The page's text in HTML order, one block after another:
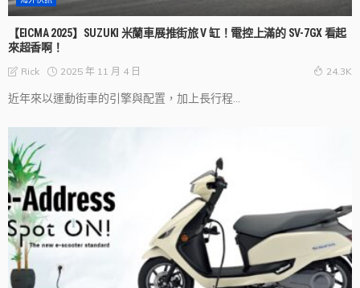
【EICMA 2025】SUZUKI 米蘭車展推街旅 V 缸！電控上滿的 SV-7GX 看起
來超香啊！
Rick 2025 年 11 月 4 日 24.3K
近年來以運動街車的引擎與配置，加上長行程...